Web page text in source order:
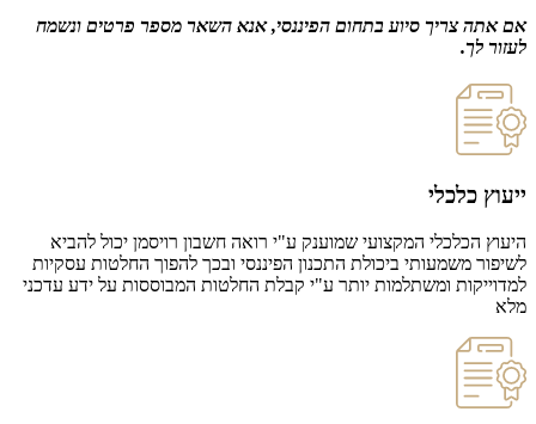
צריך סיוע בתחום הפיננסי, אנא השאר מספר פרטים ונשמח
כלכלי
המקצועי שמוענק ע"י רואה חשבון רויסמן יכול להביא
משמעותי ביכולת התכנון הפיננסי ובכך להפוך החלטות עסקיות
ומשתלמות יותר ע"י קבלת החלטות המבוססות על ידע עדכני